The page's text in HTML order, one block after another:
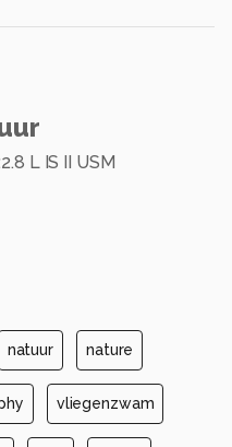
L IS II USM
natuur nature
vliegenzwam